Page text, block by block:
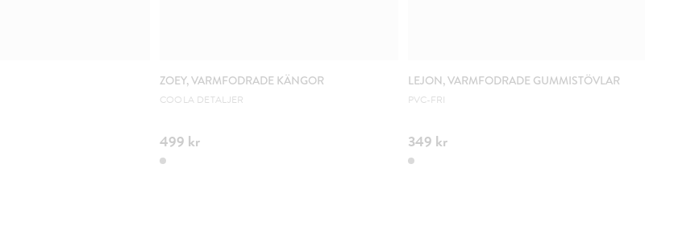
ZOEY, VARMFODRADE KÄNGOR
COOLA DETALJER
499 kr
LEJON, VARMFODRADE GUMMISTÖVLAR
PVC-FRI
349 kr